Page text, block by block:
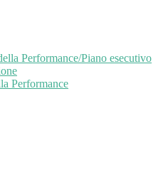
Performance/Piano esecutivo
Performance